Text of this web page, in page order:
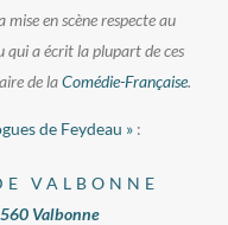
en scène respecte au
qui a écrit la plupart de ces
de laComédie-Française.
de Feydeau » :
VALBONNE
Valbonne